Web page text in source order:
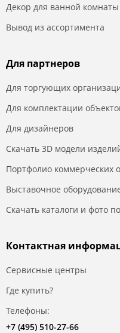
Декор для ванной комнаты
Вывод из ассортимента
Для партнеров
Для торгующих
Для комплектации
Для дизайнеров
Скачать 3D модели
Портфолио коммерческих
Выставочное
Скачать каталоги и фото
Контактная
Сервисные центры
Где купить?
Телефоны:
+7 (495) 510-27-66